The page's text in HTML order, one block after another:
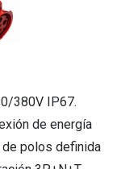
380V IP67.
de energía
polos definida